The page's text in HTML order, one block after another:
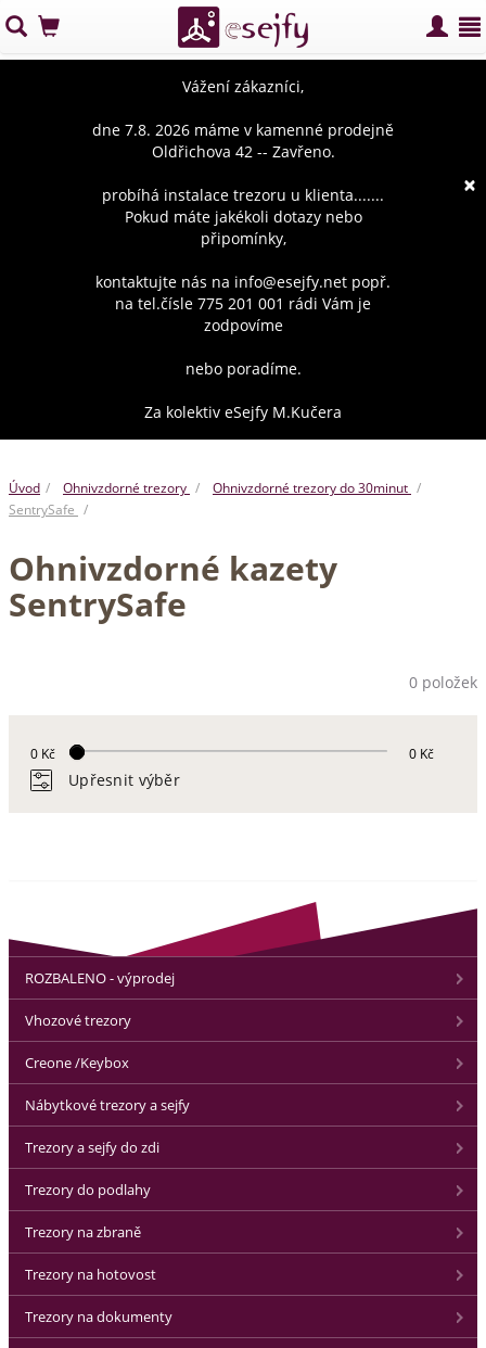
×
Vážení zákazníci,
dne 7.8. 2026 máme v kamenné prodejně
Oldřichova 42 -- Zavřeno.
probíhá instalace trezoru u klienta.......
Pokud máte jakékoli dotazy nebo
připomínky,
kontaktujte nás na info@esejfy.net popř.
na tel.čísle 775 201 001 rádi Vám je
zodpovíme
nebo poradíme.
Za kolektiv eSejfy M.Kučera
Úvod Ohnivzdorné trezory
Ohnivzdorné trezory do 30minut
SentrySafe
Ohnivzdorné kazety
SentrySafe
0 položek
Upřesnit výběr
0 Kč 0 Kč
ROZBALENO - výprodej
Vhozové trezory
Creone /Keybox
Nábytkové trezory a sejfy
Trezory a sejfy do zdi
Trezory do podlahy
Trezory na zbraně
Trezory na hotovost
Trezory na dokumenty